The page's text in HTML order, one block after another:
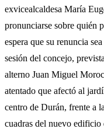
exvicealcaldesa María
pronunciarse sobre quién
espera que su renuncia
sesión del concejo,
alterno Juan Miguel
atentado que afectó al
centro de Durán, frente a
cuadras del nuevo